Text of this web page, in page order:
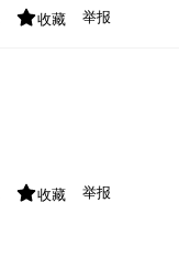
收藏 举报
收藏 举报